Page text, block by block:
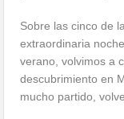
Sobre las cinco de
extraordinaria
verano, volvimos a
descubrimiento en
mucho partido,